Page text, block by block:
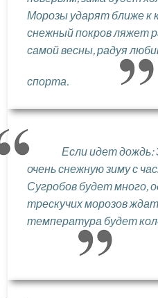
Морозы ударят ближе к
снежный покров ляжет
самой весны, радуя
спорта.
Если идет
очень снежную зиму с
Сугробов будет много,
трескучих морозов
температура будет